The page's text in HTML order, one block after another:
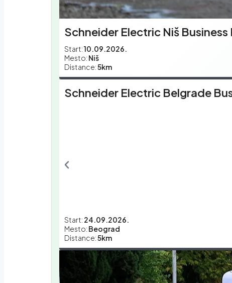
Schneider Electric Niš Business
Start:10.09.2026.
Mesto: Niš
Distance:5km
Schneider Electric Belgrade
Start: 24.09.2026.
Mesto: Beograd
Distance:5km